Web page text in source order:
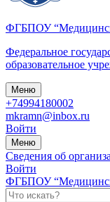
ФГБПОУ
Федеральное
образовательное
Меню
+74994180002
mkramn@inbox.ru
Войти
Меню
Сведения об
Войти
ФГБПОУ